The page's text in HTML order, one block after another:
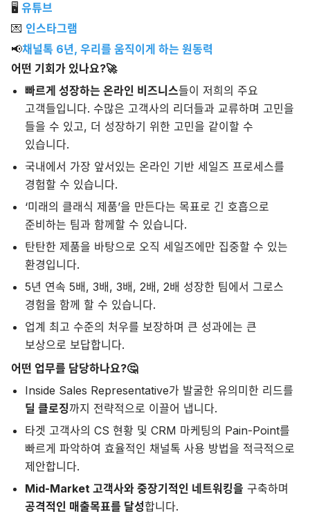
🖥 유튜브
💌 인스타그램
📢채널톡 6년, 우리를 움직이게 하는 원동력
어떤 기회가 있나요?🚀
빠르게 성장하는 온라인 비즈니스들이 저희의 주요
고객들입니다. 수많은 고객사의 리더들과 교류하며 고민을
들을 수 있고, 더 성장하기 위한 고민을 같이할 수
있습니다.
국내에서 가장 앞서있는 온라인 기반 세일즈 프로세스를
경험할 수 있습니다.
‘미래의 클래식 제품’을 만든다는 목표로 긴 호흡으로
준비하는 팀과 함께할 수 있습니다.
탄탄한 제품을 바탕으로 오직 세일즈에만 집중할 수 있는
환경입니다.
5년 연속 5배, 3배, 3배, 2배, 2배 성장한 팀에서 그로스
경험을 함께 할 수 있습니다.
업계 최고 수준의 처우를 보장하며 큰 성과에는 큰
보상으로 보답합니다.
어떤 업무를 담당하나요?🤔
Inside Sales Representative가 발굴한 유의미한 리드를
딜 클로징까지 전략적으로 이끌어 냅니다.
타겟 고객사의 CS 현황 및 CRM 마케팅의 Pain-Point를
빠르게 파악하여 효율적인 채널톡 사용 방법을 적극적으로
제안합니다.
Mid-Market 고객사와 중장기적인 네트워킹을 구축하며
공격적인 매출목표를 달성합니다.